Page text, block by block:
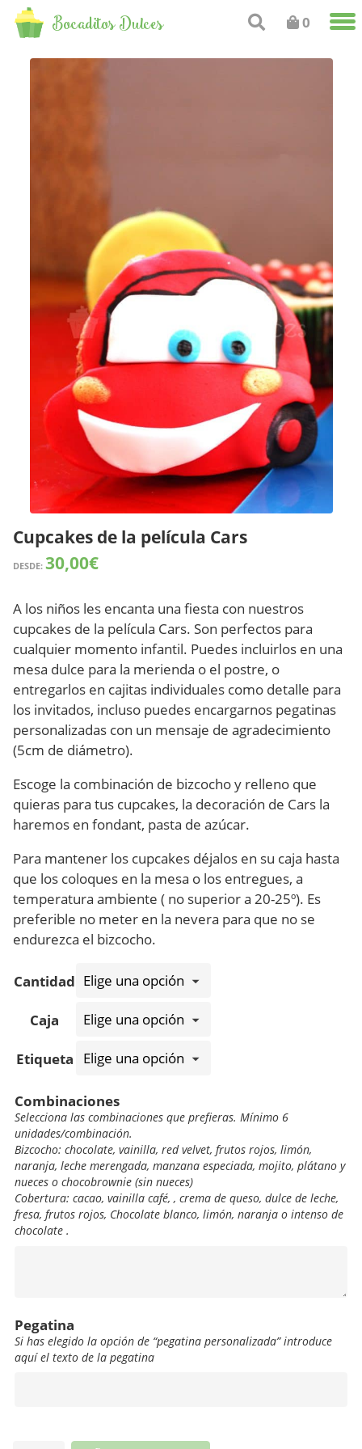
Bocaditos Dulces 0
Cupcakes de la película Cars
DESDE: 30,00€
A los niños les encanta una fiesta con nuestros
cupcakes de la película Cars. Son perfectos para
cualquier momento infantil. Puedes incluirlos en una
mesa dulce para la merienda o el postre, o
entregarlos en cajitas individuales como detalle para
los invitados, incluso puedes encargarnos pegatinas
personalizadas con un mensaje de agradecimiento
(5cm de diámetro).
Escoge la combinación de bizcocho y relleno que
quieras para tus cupcakes, la decoración de Cars la
haremos en fondant, pasta de azúcar.
Para mantener los cupcakes déjalos en su caja hasta
que los coloques en la mesa o los entregues, a
temperatura ambiente ( no superior a 20-25º). Es
preferible no meter en la nevera para que no se
endurezca el bizcocho.
Cantidad
Caja
Etiqueta
Combinaciones
Selecciona las combinaciones que prefieras. Mínimo 6
unidades/combinación.
Bizcocho: chocolate, vainilla, red velvet, frutos rojos, limón,
naranja, leche merengada, manzana especiada, mojito, plátano y
nueces o chocobrownie (sin nueces)
Cobertura: cacao, vainilla café, , crema de queso, dulce de leche,
fresa, frutos rojos, Chocolate blanco, limón, naranja o intenso de
chocolate .
Pegatina
Si has elegido la opción de “pegatina personalizada” introduce
aquí el texto de la pegatina